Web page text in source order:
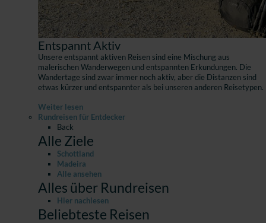
Entspannt Aktiv
Unsere entspannt aktiven Reisen sind eine Mischung aus
malerischen Wanderwegen und entspannten Erkundungen. Die
Wandertage sind zwar immer noch aktiv, aber die Distanzen sind
etwas kürzer und entspannter als bei unseren anderen Reisetypen.
Weiter lesen
Rundreisen für Entdecker
Back
Alle Ziele
Schottland
Madeira
Alle ansehen
Alles über Rundreisen
Hier nachlesen
Beliebteste Reisen